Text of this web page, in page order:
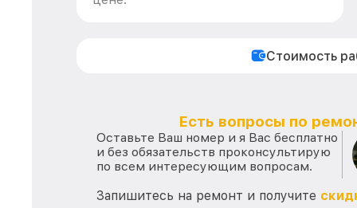
Стоимость
Есть вопросы по
Оставьте Ваш номер и я Вас бесплатно
и без обязательств проконсультирую
по всем интересующим вопросам.
Запишитесь на ремонт и получите